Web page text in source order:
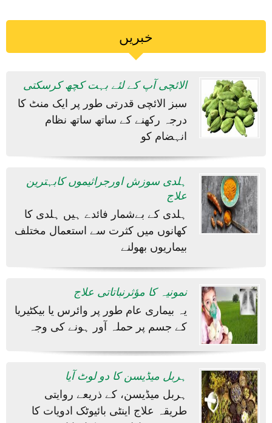
خبریں
الائچی آپ کے لئے بہت کچھ کرسکتی
سبز الائچی قدرتی طور پر ایک منٹ کا
درجہ رکھنے کے ساتھ ساتھ نظام
انہضام کو
ہلدی سوزش اورجراثیموں کابہترین
علاج
ہلدی کے بےشمار فائدے ہیں ہلدی کا
کھانوں میں کثرت سے استعمال مختلف
بیماریوں بھولنے
نمونیہ کا مؤثرنباتاتی علاج
یہ بیماری عام طور پر وائرس یا بیکٹیریا
کے جسم پر حملہ آور ہونے کی وجہ
ہربل میڈیسن کا دو لوٹ آیا
ہربل میڈیسن، کے ذریعے روایتی
طریقہ علاج اینٹی بائیوٹک ادویات کا